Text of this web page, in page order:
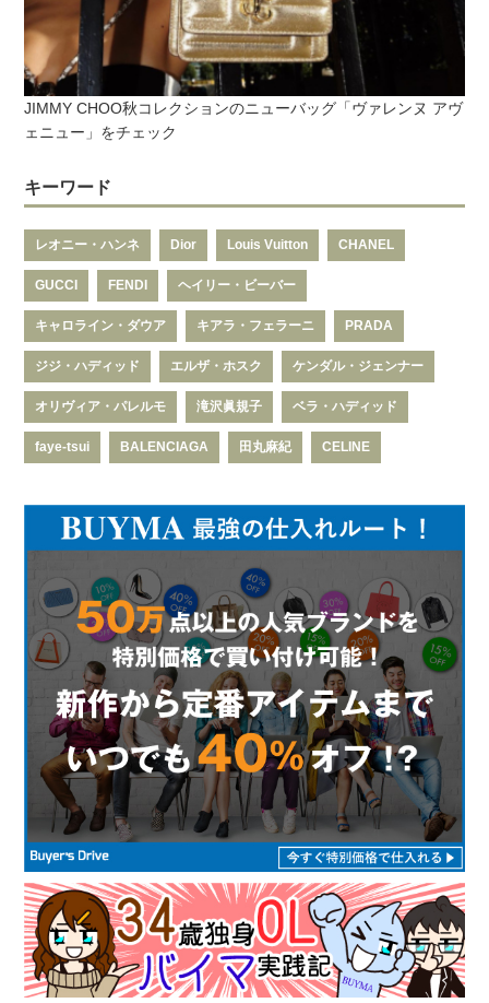
JIMMY CHOO秋コレクションのニューバッグ「ヴァレンヌ アヴ
ェニュー」をチェック
キーワード
レオニー・ハンネ Dior Louis Vuitton CHANEL
GUCCI FENDI ヘイリー・ビーバー
キャロライン・ダウア キアラ・フェラーニ PRADA
ジジ・ハディッド エルザ・ホスク ケンダル・ジェンナー
オリヴィア・パレルモ 滝沢眞規子 ベラ・ハディッド
faye-tsui BALENCIAGA 田丸麻紀 CELINE